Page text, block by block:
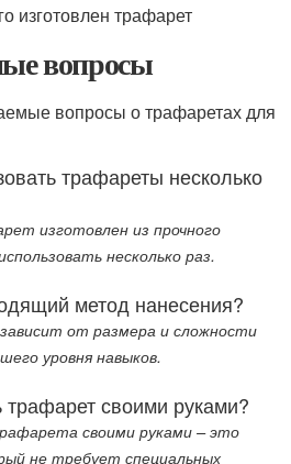
изготовлен трафарет
вопросы
вопросы о трафаретах для
трафареты несколько
изготовлен из прочного
несколько раз.
метод нанесения?
от размера и сложности
уровня навыков.
своими руками?
своими руками – это
не требует специальных